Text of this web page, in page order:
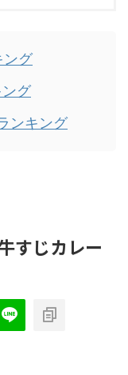
ング
グ
ンキング
すじカレー